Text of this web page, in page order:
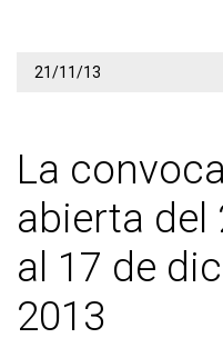
21/11/13
La
abierta del
al 17 de
2013